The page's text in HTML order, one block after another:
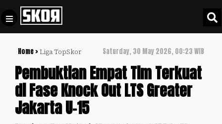
Home > Liga TopSkor Saturday, 30 May 2026, 00:23 WIB
Pembuktian Empat Tim Terkuat
di Fase Knock Out LTS Greater
Jakarta U-15
Football +
Culture +
Policy
Pedoman
Pemberitaan
Media